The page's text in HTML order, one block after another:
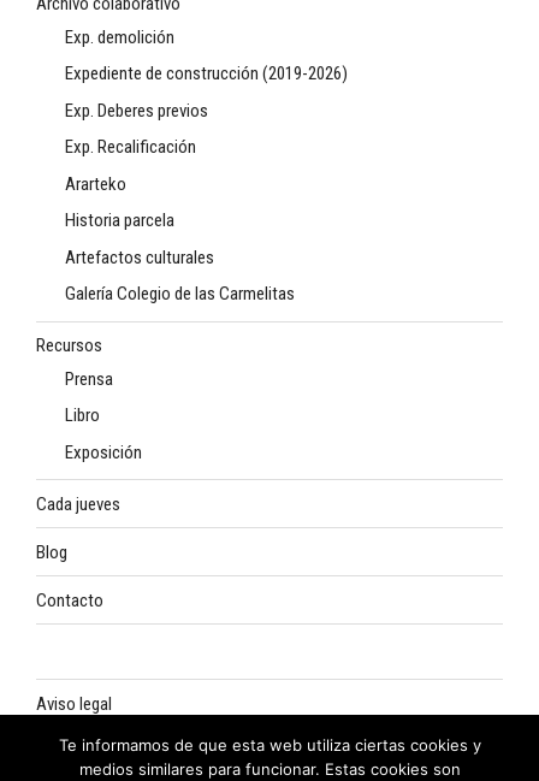
Exp. demolición
Expediente de construcción (2019-2026)
Exp. Deberes previos
Exp. Recalificación
Ararteko
Historia parcela
Artefactos culturales
Galería Colegio de las Carmelitas
Recursos
Prensa
Libro
Exposición
Cada jueves
Blog
Contacto
Aviso legal
Política de privacidad
Te informamos de que esta web utiliza ciertas cookies y
medios similares para funcionar. Estas cookies son